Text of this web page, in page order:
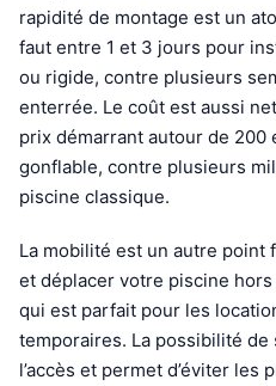
rapidité de montage est un
faut entre 1 et 3 jours pour
ou rigide, contre plusieurs
enterrée. Le coût est aussi
prix démarrant autour de 200
gonflable, contre plusieurs
piscine classique.
La mobilité est un autre
et déplacer votre piscine
qui est parfait pour les
temporaires. La possibilité
l’accès et permet d’éviter les